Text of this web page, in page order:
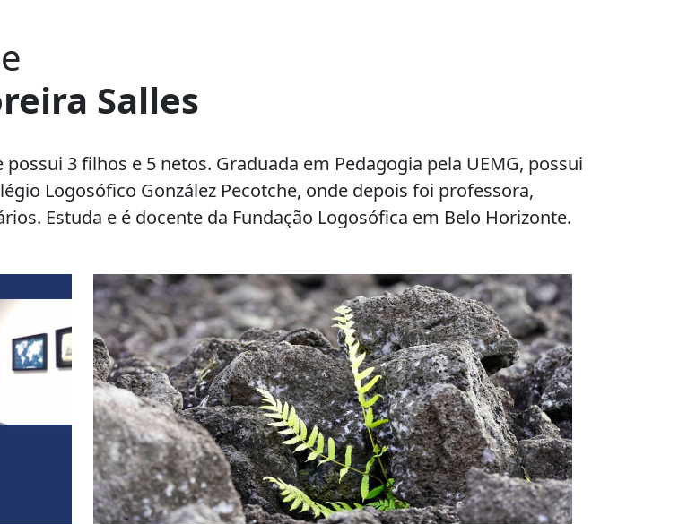
Salles
3 filhos e 5 netos. Graduada em Pedagogia pela UEMG, possui
Logosófico González Pecotche, onde depois foi professora,
Estuda e é docente da Fundação Logosófica em Belo Horizonte.